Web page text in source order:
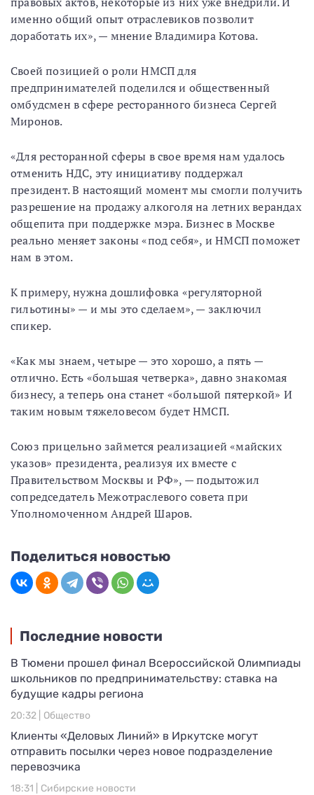
именно общий опыт отраслевиков позволит
доработать их», — мнение Владимира Котова.
Своей позицией о роли НМСП для
предпринимателей поделился и общественный
омбудсмен в сфере ресторанного бизнеса Сергей
Миронов.
«Для ресторанной сферы в свое время нам удалось
отменить НДС, эту инициативу поддержал
президент. В настоящий момент мы смогли получить
разрешение на продажу алкоголя на летних верандах
общепита при поддержке мэра. Бизнес в Москве
реально меняет законы «под себя», и НМСП поможет
нам в этом.
К примеру, нужна дошлифовка «регуляторной
гильотины» — и мы это сделаем», — заключил
спикер.
«Как мы знаем, четыре — это хорошо, а пять —
отлично. Есть «большая четверка», давно знакомая
бизнесу, а теперь она станет «большой пятеркой» И
таким новым тяжеловесом будет НМСП.
Союз прицельно займется реализацией «майских
указов» президента, реализуя их вместе с
Правительством Москвы и РФ», — подытожил
сопредседатель Межотраслевого совета при
Уполномоченном Андрей Шаров.
Поделиться новостью
Последние новости
В Тюмени прошел финал Всероссийской Олимпиады
школьников по предпринимательству: ставка на
будущие кадры региона
20:32 | Общество
Клиенты «Деловых Линий» в Иркутске могут
отправить посылки через новое подразделение
перевозчика
18:31 | Сибирские новости